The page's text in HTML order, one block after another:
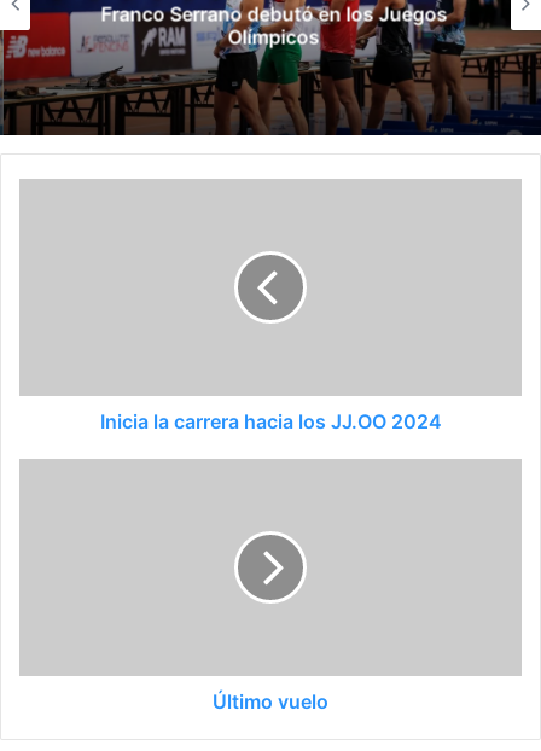
Franco Serrano debutó en los Juegos
Olímpicos
Inicia la carrera hacia los JJ.OO 2024
Último vuelo